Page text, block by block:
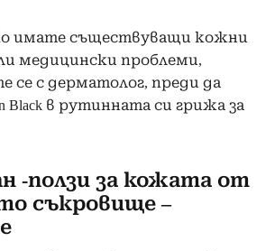
имате съществуващи кожни
медицински проблеми,
се с дерматолог, преди да
Black в рутинната си грижа за
-ползи за кожата от
съкровище –